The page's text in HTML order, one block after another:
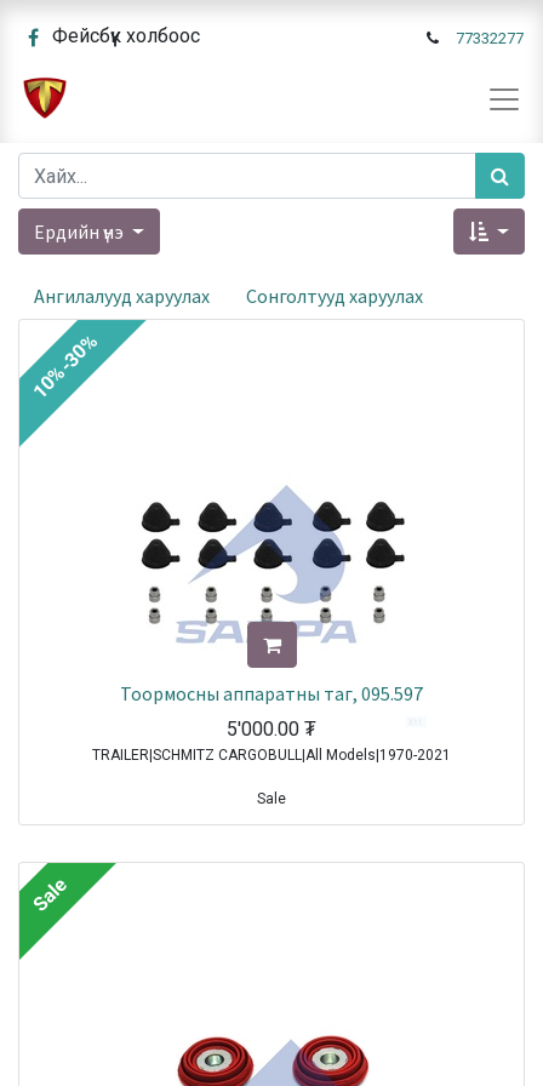
Фейсбүүк холбоос 77332277
Ердийн үнэ
Ангилалууд харуулах Сонголтууд харуулах
Тоормосны аппаратны таг, 095.597
5'000.00 ₮
TRAILER|SCHMITZ CARGOBULL|All Models|1970-2021
Sale
10%-30%
Sale